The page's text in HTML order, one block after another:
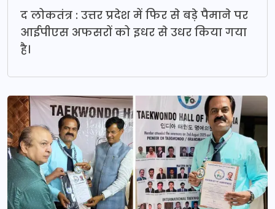
द लोकतंत्र : उत्तर प्रदेश में फिर से बड़े पैमाने पर
आईपीएस अफसरों को इधर से उधर किया गया
है।